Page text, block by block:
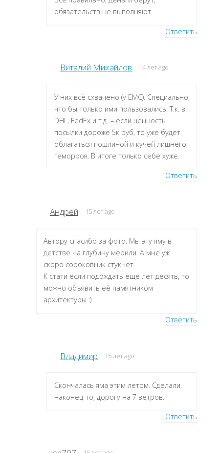
обязательств не выполняют.
Ответить
Виталий Михайлов 14 лет ago
У них всё схвачено (у ЕМС). Специально,
что бы только ими пользовались. Т.к. в
DHL, FedEx и т.д. – если ценность
посылки дороже 5к руб, то уже будет
облагаться пошлиной и кучей лишнего
геморроя. В итоге только себе хуже.
Ответить
Андрей 15 лет ago
Автору спасибо за фото. Мы эту яму в
детстве на глубину мерили. А мне уж
скоро сороковник стукнет.
К стати если подождать еще лет десять, то
можно объявить её памятником
архитектуры :).
Ответить
Владимир 15 лет ago
Скончалась яма этим летом. Сделали,
наконец-то, дорогу на 7 ветров.
Ответить